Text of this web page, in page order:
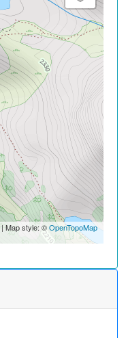
| Map style: ©OpenTopoMap